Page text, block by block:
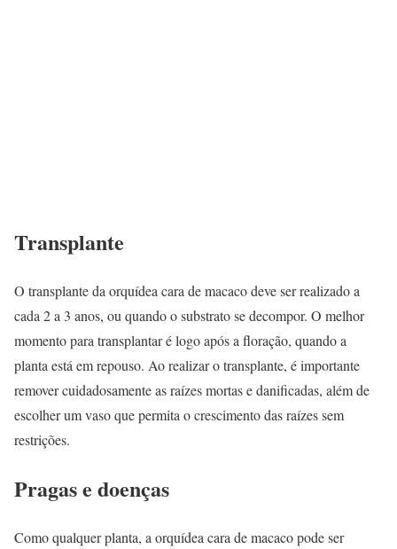
Transplante
O transplante da orquídea cara de macaco deve ser realizado a
cada 2 a 3 anos, ou quando o substrato se decompor. O melhor
momento para transplantar é logo após a floração, quando a
planta está em repouso. Ao realizar o transplante, é importante
remover cuidadosamente as raízes mortas e danificadas, além de
escolher um vaso que permita o crescimento das raízes sem
restrições.
Pragas e doenças
Como qualquer planta, a orquídea cara de macaco pode ser